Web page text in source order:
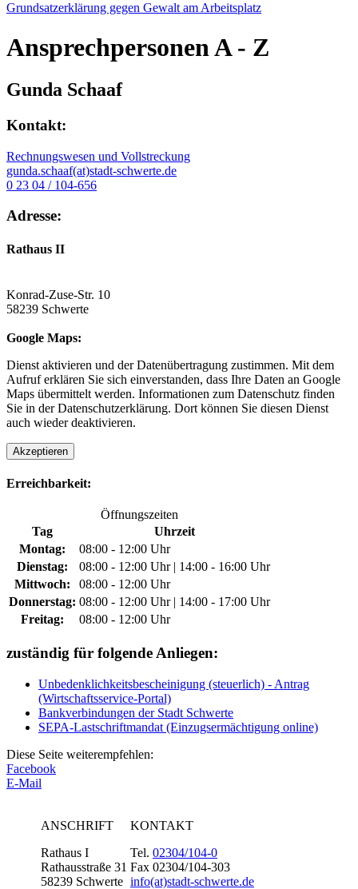
Grundsatzerklärung gegen Gewalt am Arbeitsplatz
AnsprechpersonenA - Z
Gunda Schaaf
Kontakt:
Rechnungswesen und Vollstreckung
gunda.schaaf(at)stadt-schwerte.de
0 23 04 / 104-656
Adresse:
Rathaus II
Konrad-Zuse-Str. 10
58239 Schwerte
Google Maps:
Dienst aktivieren und der Datenübertragung zustimmen. Mit dem
Aufruf erklären Sie sich einverstanden, dass Ihre Daten an Google
Maps übermittelt werden. Informationen zum Datenschutz finden
Sie in der Datenschutzerklärung. Dort können Sie diesen Dienst
auch wieder deaktivieren.
Akzeptieren
Erreichbarkeit:
Öffnungszeiten
Tag
Uhrzeit
Montag:
08:00 - 12:00 Uhr
Dienstag:
08:00 - 12:00 Uhr | 14:00 - 16:00 Uhr
Mittwoch:
08:00 - 12:00 Uhr
Donnerstag: 08:00 - 12:00 Uhr | 14:00 - 17:00 Uhr
Freitag:
08:00 - 12:00 Uhr
zuständig für folgende Anliegen:
Unbedenklichkeitsbescheinigung (steuerlich) - Antrag
(Wirtschaftsservice-Portal)
Bankverbindungen der Stadt Schwerte
SEPA-Lastschriftmandat (Einzugsermächtigung online)
Diese Seite weiterempfehlen:
Facebook
E-Mail
ANSCHRIFT
Rathaus I
Rathausstraße 31
58239 Schwerte
KONTAKT
Tel. 02304/104-0
Fax 02304/104-303
info(at)stadt-schwerte.de